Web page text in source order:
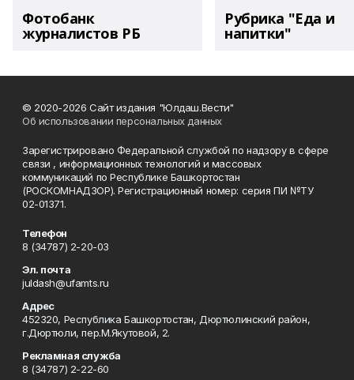
Фотобанк
журналистов РБ
Рубрика "Еда и
напитки"
© 2020-2026 Сайт издания "Юлдаш.Вести"
Об использовании персональных данных
Зарегистрировано Федеральной службой по надзору в сфере
связи , информационных технологий и массовых
коммуникаций по Республике Башкортостан
(РОСКОМНАДЗОР). Регистрационный номер: серия ПИ №ТУ
02-01371.
Телефон
8 (34787) 2-20-03
Эл. почта
juldash@ufamts.ru
Адрес
452320, Республика Башкортостан, Дюртюлинский район,
г.Дюртюли, пер.М.Якутовой, 2.
Рекламная служба
8 (34787) 2-22-60